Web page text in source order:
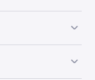
rapidă este
pieței. Este